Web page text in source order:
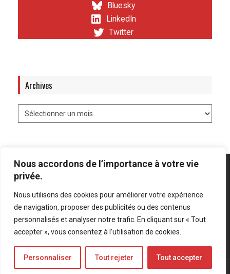
Nous accordons de l’importance à votre vie
privée.
Nous utilisons des cookies pour améliorer votre expérience
de navigation, proposer des publicités ou des contenus
personnalisés et analyser notre trafic. En cliquant sur « Tout
accepter », vous consentez à l’utilisation de cookies.
Personnaliser Tout rejeter Tout accepter
Bluesky
LinkedIn
Twitter
Archives
Mentions légales Politique de confidentialité
Bluesky
LinkedIn
Twitter
© Forces Operations Blog - 2022